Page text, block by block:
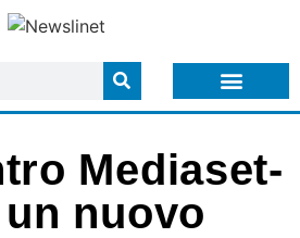
Mediaset-
nuovo